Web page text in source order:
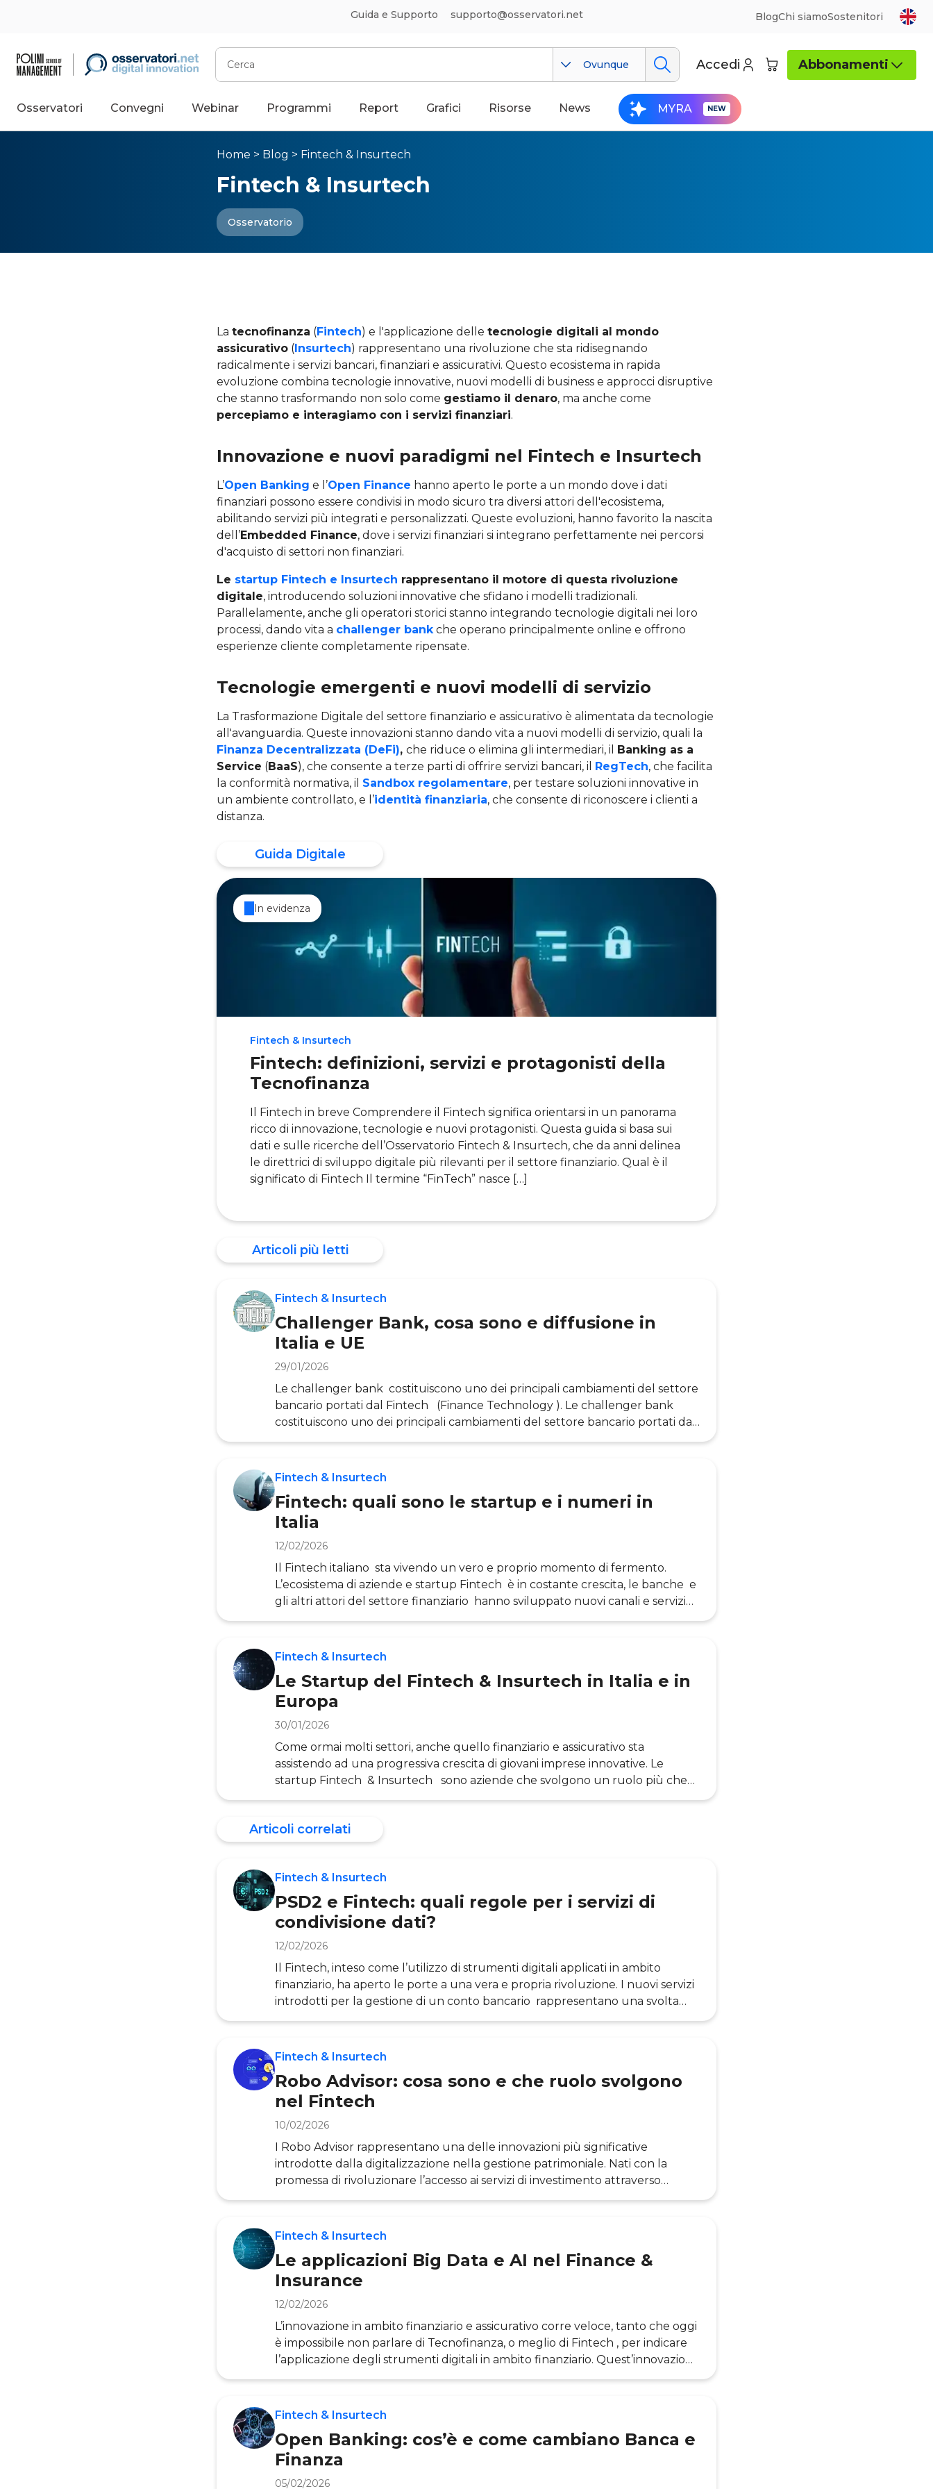
Guida e Supporto supporto@osservatori.net BlogChi siamoSostenitori
Cerca
Ovunque Accedi Abbonamenti
Osservatori Convegni Webinar Programmi Report Grafici Risorse News MYRA
Home > Blog > Fintech & Insurtech
Fintech & Insurtech
Osservatorio
La tecnofinanza (Fintech) e l'applicazione delle tecnologie digitali al mondo
assicurativo (Insurtech) rappresentano una rivoluzione che sta ridisegnando
radicalmente i servizi bancari, finanziari e assicurativi. Questo ecosistema in rapida
evoluzione combina tecnologie innovative, nuovi modelli di business e approcci disruptive
che stanno trasformando non solo come gestiamo il denaro, ma anche come
percepiamo e interagiamo con i servizi finanziari.
Innovazione e nuovi paradigmi nel Fintech e Insurtech
L’Open Banking e l’Open Finance hanno aperto le porte a un mondo dove i dati
finanziari possono essere condivisi in modo sicuro tra diversi attori dell'ecosistema,
abilitando servizi più integrati e personalizzati. Queste evoluzioni, hanno favorito la nascita
dell’Embedded Finance, dove i servizi finanziari si integrano perfettamente nei percorsi
d'acquisto di settori non finanziari.
Le startup Fintech e Insurtech rappresentano il motore di questa rivoluzione
digitale, introducendo soluzioni innovative che sfidano i modelli tradizionali.
Parallelamente, anche gli operatori storici stanno integrando tecnologie digitali nei loro
processi, dando vita a challenger bankche operano principalmente online e offrono
esperienze cliente completamente ripensate.
Tecnologie emergenti e nuovi modelli di servizio
La Trasformazione Digitale del settore finanziario e assicurativo è alimentata da tecnologie
all'avanguardia. Queste innovazioni stanno dando vita a nuovi modelli di servizio, quali la
Finanza Decentralizzata (DeFi), che riduce o elimina gli intermediari, il Banking as a
Service (BaaS), che consente a terze parti di offrire servizi bancari, il RegTech, che facilita
la conformità normativa, il Sandbox regolamentare, per testare soluzioni innovative in
un ambiente controllato, e l’identità finanziaria, che consente di riconoscere i clienti a
distanza.
Guida Digitale
Fintech & Insurtech
Fintech: definizioni, servizi e protagonisti della
Tecnofinanza
Il Fintech in breve Comprendere il Fintech significa orientarsi in un panorama
ricco di innovazione, tecnologie e nuovi protagonisti. Questa guida si basa sui
dati e sulle ricerche dell’Osservatorio Fintech & Insurtech, che da anni delinea
le direttrici di sviluppo digitale più rilevanti per il settore finanziario. Qual è il
significato di Fintech Il termine “FinTech” nasce […]
In evidenza
Articoli più letti
Fintech & Insurtech
Challenger Bank, cosa sono e diffusione in
Italia e UE
29/01/2026
Le challenger bank costituiscono uno dei principali cambiamenti del settore
bancario portati dal Fintech (Finance Technology ). Le challenger bank
costituiscono uno dei principali cambiamenti del settore bancario portati dal
Fintech (Finance Technology). Nel 2025, queste realtà continuano a
con ricavi mediani in crescita del 29% rispetto all’anno precedente. Si tratta
Fintech & Insurtech
Fintech: quali sono le startup e i numeri in
Italia
12/02/2026
Il Fintech italiano sta vivendo un vero e proprio momento di fermento.
L’ecosistema di aziende e startup Fintech è in costante crescita, le banche e
gli altri attori del settore finanziario hanno sviluppato nuovi canali e servizi
digitali. Allo stesso tempo, consumatori italiani e PMI mostrano una
nell’ambito della Finanza. L’entrata in vigore nel 2019 della PSD2 , direttiva
Fintech & Insurtech
Le Startup del Fintech & Insurtech in Italia e in
Europa
30/01/2026
Come ormai molti settori, anche quello finanziario e assicurativo sta
assistendo ad una progressiva crescita di giovani imprese innovative. Le
startup Fintech & Insurtech sono aziende che svolgono un ruolo più che
centrale nella digitalizzazione del mercato finanziario e si configurano più
compone il mosaico di queste realtà? E come contribuiscono nella pratica a
trasformare il DNA del Fina
Articoli correlati
Fintech & Insurtech
PSD2 e Fintech: quali regole per i servizi di
condivisione dati?
12/02/2026
Il Fintech, inteso come l’utilizzo di strumenti digitali applicati in ambito
finanziario, ha aperto le porte a una vera e propria rivoluzione. I nuovi servizi
introdotti per la gestione di un conto bancario rappresentano una svolta
epocale per gli utilizzatori dei servizi di pagamento che avranno la possibilità
di terzi soggetti, affrontando quindi le sfide di un cambiamento culturale
Fintech & Insurtech
Robo Advisor: cosa sono e che ruolo svolgono
nel Fintech
10/02/2026
I Robo Advisor rappresentano una delle innovazioni più significative
introdotte dalla digitalizzazione nella gestione patrimoniale. Nati con la
promessa di rivoluzionare l’accesso ai servizi di investimento attraverso
algoritmi sofisticati e processi automatizzati, questi strumenti tecnologici
nella gestione del proprio patrimonio. Tuttavia, a distanza di diversi anni,
Fintech & Insurtech
Le applicazioni Big Data e AI nel Finance &
Insurance
12/02/2026
L’innovazione in ambito finanziario e assicurativo corre veloce, tanto che oggi
è impossibile non parlare di Tecnofinanza, o meglio di Fintech , per indicare
l’applicazione degli strumenti digitali in ambito finanziario. Quest’innovazione
porta in grembo la soddisfazione di clienti retail e PMI, sempre più convinti
attori di questo settore, dunque, l’apertura alle nuove tecnologie sta
Fintech & Insurtech
Open Banking: cos’è e come cambiano Banca e
Finanza
05/02/2026